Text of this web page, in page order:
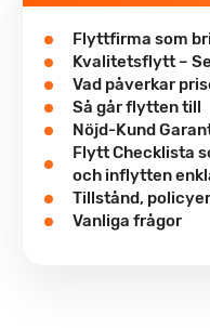
Flyttfirma som
Kvalitetsflytt –
Vad påverkar
Så går flytten till
Nöjd-Kund
Flytt Checklista
och inflytten
Tillstånd,
Vanliga frågor